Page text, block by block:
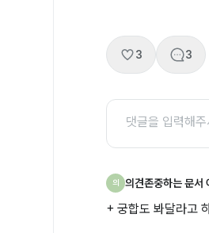
3 3
의 의견존중하는 문서
+ 궁합도 봐달라고